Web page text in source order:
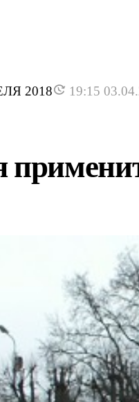
2018 19:15